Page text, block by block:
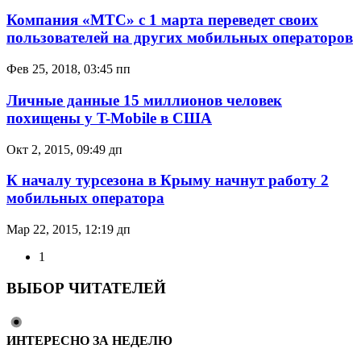
Компания «МТС» с 1 марта переведет своих
пользователей на других мобильных операторов
Фев 25, 2018, 03:45 пп
Личные данные 15 миллионов человек
похищены у T-Mobile в США
Окт 2, 2015, 09:49 дп
К началу турсезона в Крыму начнут работу 2
мобильных оператора
Мар 22, 2015, 12:19 дп
1
ВЫБОР ЧИТАТЕЛЕЙ
ИНТЕРЕСНО ЗА НЕДЕЛЮ